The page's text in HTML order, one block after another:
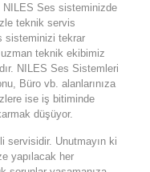
Ses sisteminizde
teknik servis
sisteminizi tekrar
teknik ekibimiz
NILES Ses Sistemleri
Büro vb. alanlarınıza
ise iş bitiminde
düşüyor.
servisidir. Unutmayın ki
yapılacak her